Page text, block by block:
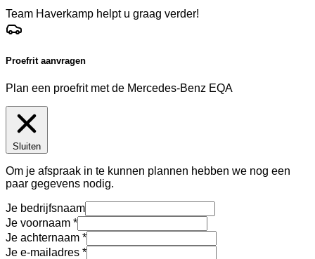
Team Haverkamp helpt u graag verder!
Proefrit aanvragen
Plan een proefrit met de Mercedes-Benz EQA
Sluiten
Om je afspraak in te kunnen plannen hebben we nog een
paar gegevens nodig.
Je bedrijfsnaam
Je voornaam
Je achternaam
Je e-mailadres